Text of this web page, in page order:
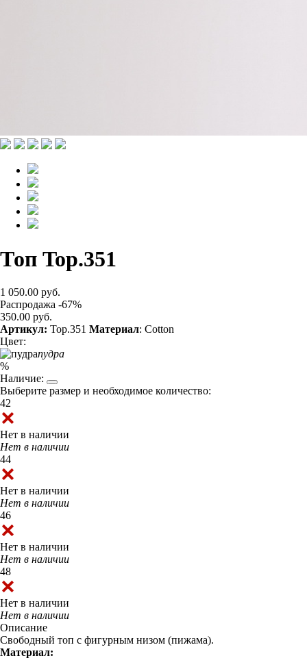
Топ Top.351
1 050.00 руб.
Распродажа -67%
350.00 руб.
Артикул: Top.351 Материал: Cotton
Цвет:
пудра
%
Наличие:
Выберите размер и необходимое количество:
42
Нет в наличии
Нет в наличии
44
Нет в наличии
Нет в наличии
46
Нет в наличии
Нет в наличии
48
Нет в наличии
Нет в наличии
Описание
Свободный топ с фигурным низом (пижама).
Материал: